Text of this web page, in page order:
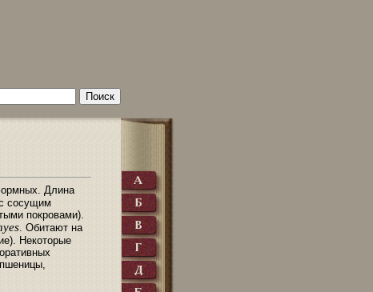
Длина
сосущим
покровами).
. Обитают на
Некоторые